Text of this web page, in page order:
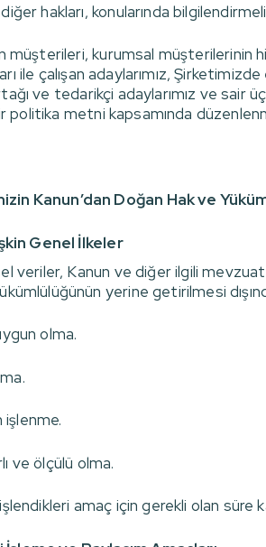
hakları, konularında
müşterileri, kurumsal müşterilerinin
ile çalışan adaylarımız,
ve tedarikçi adaylarımız ve sair
politika metni kapsamında
Kanun’dan Doğan Hak ve
Genel İlkeler
veriler, Kanun ve diğer ilgili
yerine getirilmesi
olma.
işlenme.
ve ölçülü olma.
amaç için gerekli olan süre